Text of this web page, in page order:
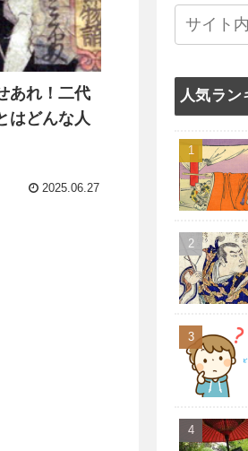
あれ！二代
はどんな人
2025.06.27
人気ラン